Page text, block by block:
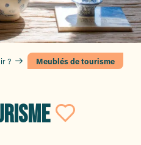
? Meublés de tourisme